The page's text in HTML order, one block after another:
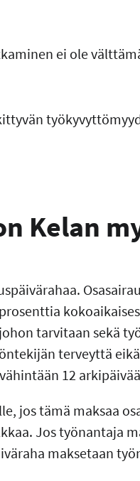
ei ole
Kelan
tarvitaan sekä
terveyttä
12
jos tämä maksaa
Jos työnantaja
maksetaan